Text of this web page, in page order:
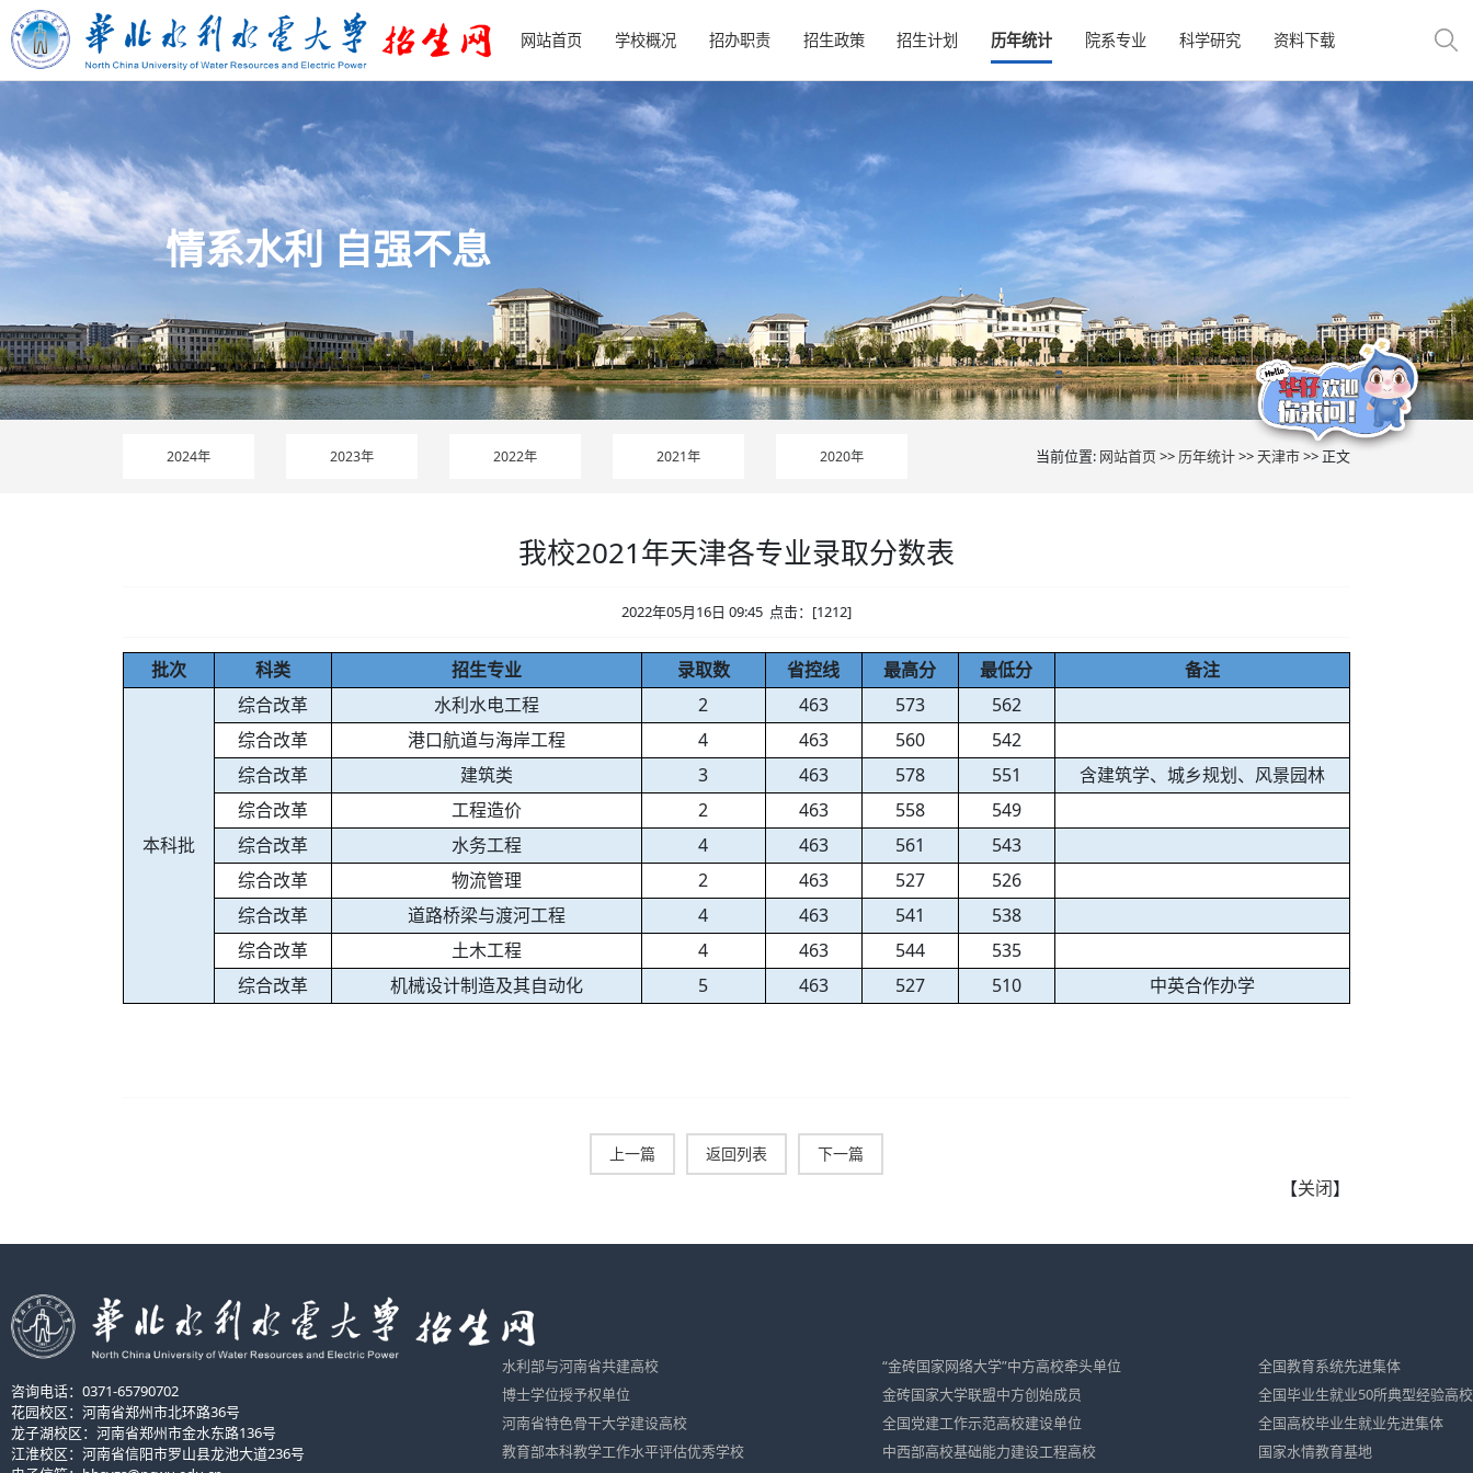
网站首页 学校概况 招办职责 招生政策 招生计划 历年统计 院系专业 科学研究 资料下载
情系水利 自强不息
2024年 2023年 2022年 2021年 2020年 当前位置: 网站首页>> 历年统计>>天津市>> 正文
我校2021年天津各专业录取分数表
2022年05月16日 09:45 点击：[1212]
批次 科类 招生专业 录取数 省控线 最高分 最低分 备注
本科批
综合改革 水利水电工程 2 463 573
562
综合改革
港口航道与海岸工程 4 463 560
542
综合改革
建筑类 3 463 578 551
含建筑学、城乡规划、风景园林
综合改革
工程造价 2 463 558
549
综合改革
水务工程 4 463 561
543
综合改革
物流管理 2 463 527
526
综合改革
道路桥梁与渡河工程 4 463 541
538
综合改革
土木工程 4 463 544
535
综合改革
机械设计制造及其自动化 5 463 527 510 中英合作办学
上一篇 返回列表 下一篇
【关闭】
咨询电话：0371-65790702
花园校区：河南省郑州市北环路36号
龙子湖校区：河南省郑州市金水东路136号
江淮校区：河南省信阳市罗山县龙池大道236号
水利部与河南省共建高校
博士学位授予权单位
河南省特色骨干大学建设高校
教育部本科教学工作水平评估优秀学校
“金砖国家网络大学”中方高校牵头单位
金砖国家大学联盟中方创始成员
全国党建工作示范高校建设单位
中西部高校基础能力建设工程高校
全国教育系统先进集体
全国毕业生就业50所典型经验高校
全国高校毕业生就业先进集体
国家水情教育基地